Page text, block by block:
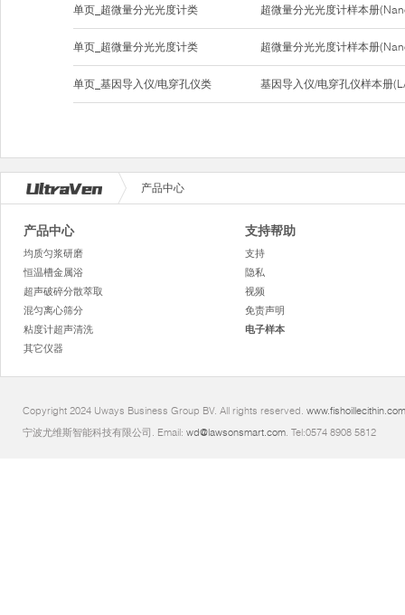
单页_超微量分光光度计类 超微量分光光度计样本册
单页_超微量分光光度计类 超微量分光光度计样本册
单页_基因导入仪/电穿孔仪类 基因导入仪/电穿孔仪样本册
产品中心
产品中心
均质匀浆研磨
恒温槽金属浴
超声破碎分散萃取
混匀离心筛分
粘度计超声清洗
其它仪器
支持帮助
支持
隐私
视频
免责声明
电子样本
Copyright 2024 Uways Business Group BV. All rights reserved. www.fishoillecithin.com
宁波尤维斯智能科技有限公司. Email: wd@lawsonsmart.com. Tel:0574 8908 5812